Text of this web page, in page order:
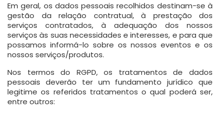
Em geral, os dados pessoais recolhidos destinam-se à
gestão da relação contratual, à prestação dos
serviços contratados, à adequação dos nossos
serviços às suas necessidades e interesses, e para que
possamos informá-lo sobre os nossos eventos e os
nossos serviços/produtos.
Nos termos do RGPD, os tratamentos de dados
pessoais deverão ter um fundamento jurídico que
legitime os referidos tratamentos o qual poderá ser,
entre outros: